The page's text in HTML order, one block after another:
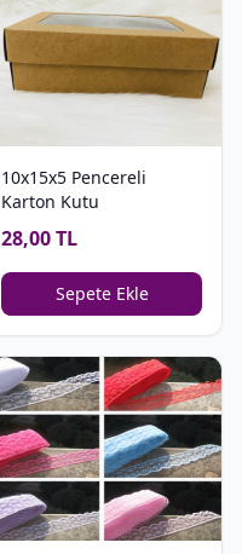
10x15x5 Pencereli
Karton Kutu
28,00 TL
Sepete Ekle